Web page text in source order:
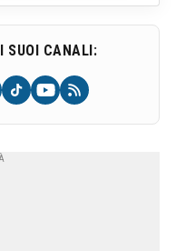
SUOI CANALI: